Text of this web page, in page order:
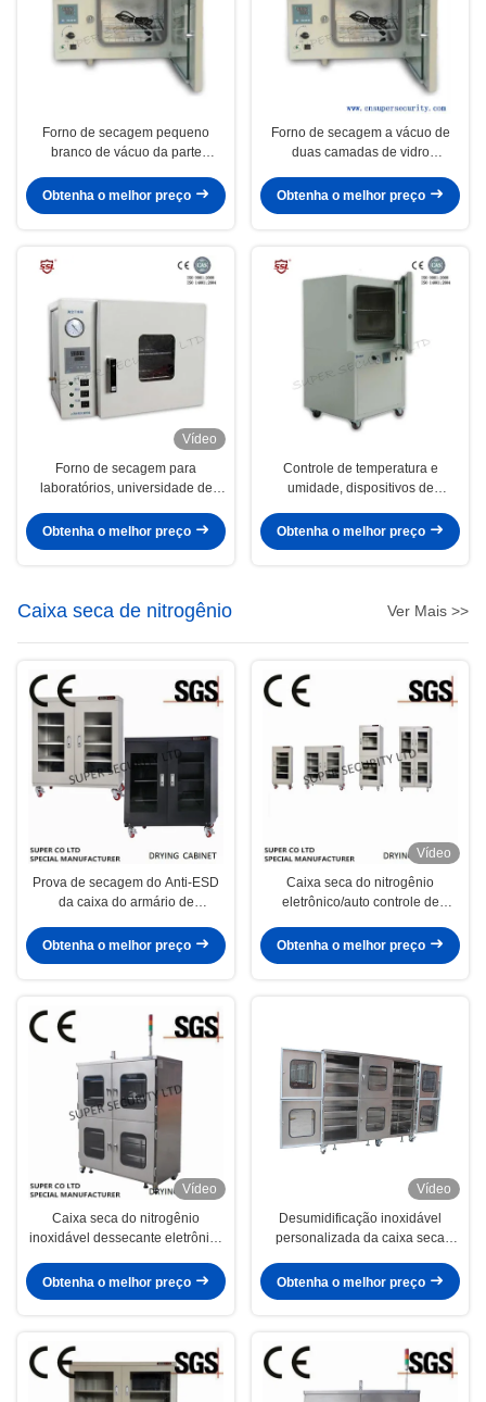
Forno de secagem pequeno
branco de vácuo da parte
agricultura, 500W 20L
Obtenha o melhor preço
Forno de secagem a vácuo de
duas camadas de vidro
Obtenha o melhor preço
Vídeo
Forno de secagem para
laboratórios, universidade de
Obtenha o melhor preço
Controle de temperatura e
umidade, dispositivos de
inoxidável resistente à corrosão
equipamentos sensíveis
Obtenha o melhor preço
Caixa seca de nitrogênio Ver Mais >>
Prova de secagem do Anti-ESD
da caixa do armário de
nitrogênio da bioquímica
Obtenha o melhor preço
Vídeo
Caixa seca do nitrogênio
eletrônico/auto controle de
armazenamento do gás
Obtenha o melhor preço
Vídeo
Caixa seca do nitrogênio
inoxidável dessecante eletrônico
segurança
Obtenha o melhor preço
Vídeo
Desumidificação inoxidável
personalizada da caixa seca
Obtenha o melhor preço